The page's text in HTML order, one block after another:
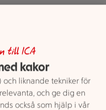
är öppen nu, stänger
Mejla butiken
till ICA
kakor
och liknande tekniker för
och ge dig en
också som hjälp i vår